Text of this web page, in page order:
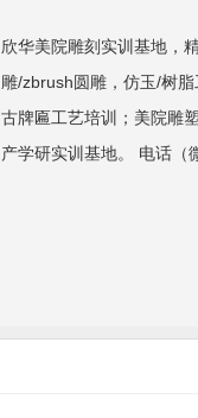
欣华美院雕刻实训基地，
雕/zbrush圆雕，仿玉/树
古牌匾工艺培训；美院雕
产学研实训基地。 电话（